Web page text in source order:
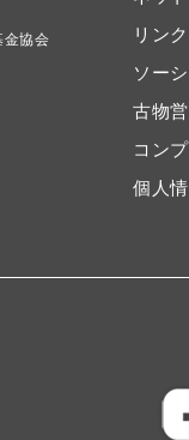
金協会
リンク
ソー
古物
コン
個人